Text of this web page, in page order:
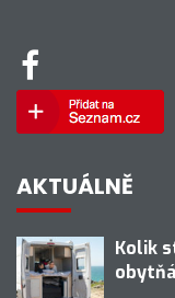
AKTUÁLNĚ
Kolik